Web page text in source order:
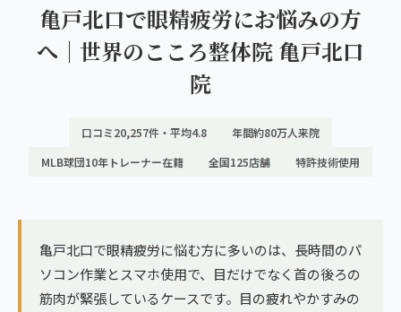
姿勢矯正
疲労回復
立川エリア（2院）
→ エリア一覧（全11エリア）
お知らせ
コラム
亀戸北口で眼精疲労にお悩みの方
へ｜世界のこころ整体院 亀戸北口
院
口コミ20,257件・平均4.8
年間約80万人来院
MLB球団10年トレーナー在籍
全国125店舗 特許技術使用
亀戸北口で眼精疲労に悩む方に多いのは、長時間のパ
ソコン作業とスマホ使用で、目だけでなく首の後ろの
筋肉が緊張しているケースです。目の疲れやかすみの